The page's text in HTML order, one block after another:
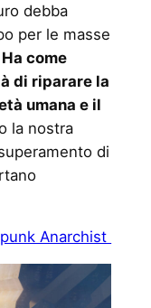
debba
per le masse
Ha come
di riparare la
umana e il
la nostra
di
Anarchist